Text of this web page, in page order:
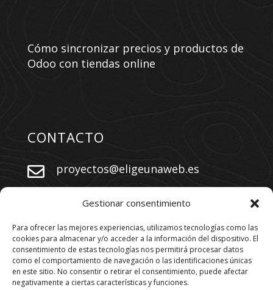
Gestionar consentimiento
Para ofrecer las mejores experiencias, utilizamos tecnologías como las
cookies para almacenar y/o acceder a la información del dispositivo. El
consentimiento de estas tecnologías nos permitirá procesar datos
como el comportamiento de navegación o las identificaciones únicas
en este sitio. No consentir o retirar el consentimiento, puede afectar
negativamente a ciertas características y funciones.
Cómo sincronizar precios y productos de
Odoo con tiendas online
CONTACTO
 proyectos@eligeunaweb.es
SÍGUENOS